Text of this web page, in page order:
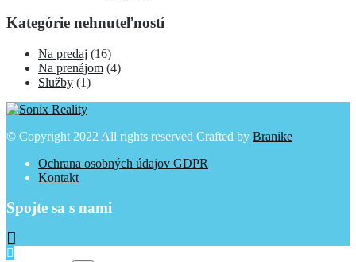
Kategórie nehnuteľností
Na predaj (16)
Na prenájom (4)
Služby (1)
© Copyright 2022 All rights reserved Crafted by Branike
Ochrana osobných údajov GDPR
Kontakt
Spojte sa s nami